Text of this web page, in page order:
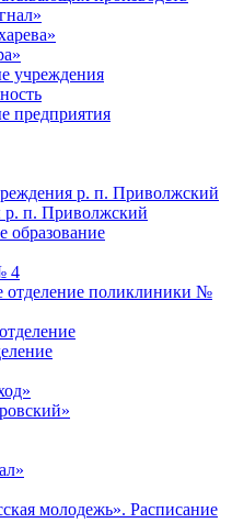
учреждения
предприятия
р. п. Приволжский
п. Приволжский
образование
4
отделение поликлиники №
молодежь». Расписание